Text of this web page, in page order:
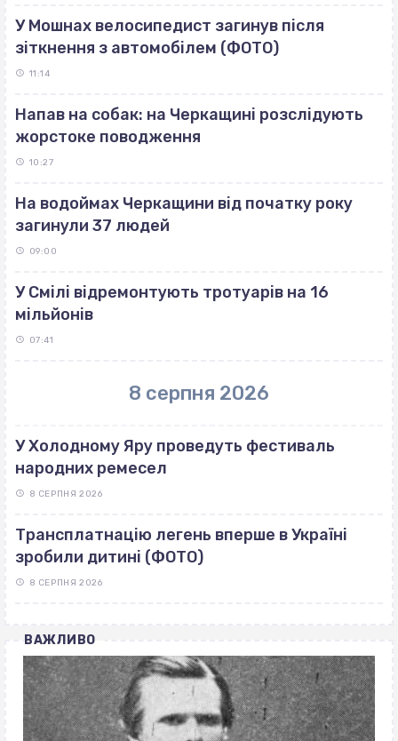
У Мошнах велосипедист загинув після
зіткнення з автомобілем (ФОТО)
11:14
Напав на собак: на Черкащині розслідують
жорстоке поводження
10:27
На водоймах Черкащини від початку року
загинули 37 людей
09:00
У Смілі відремонтують тротуарів на 16
мільйонів
07:41
8 серпня 2026
У Холодному Яру проведуть фестиваль
народних ремесел
8 СЕРПНЯ 2026
Трансплатнацію легень вперше в Україні
зробили дитині (ФОТО)
8 СЕРПНЯ 2026
ВАЖЛИВО